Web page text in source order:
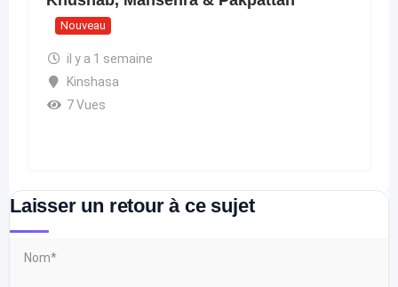
Nouveau
il y a 1 semaine
Kinshasa
7 Vues
Laisser un retour à ce sujet